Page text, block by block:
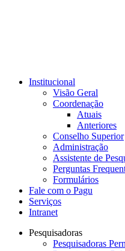
Institucional
Visão Geral
Coordenação
Atuais
Anteriores
Conselho Superior
Administração
Assistente de
Perguntas
Formulários
Fale com o Pagu
Serviços
Intranet
Pesquisadoras
Pesquisadoras